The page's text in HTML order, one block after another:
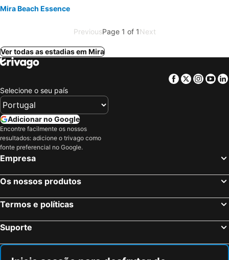
Mira Beach Essence
PreviousPage 1 of 1Next
Ver todas as estadias em Mira
Facebook
Twitter
Selecione o seu país
Adicionar no Google
Encontre facilmente os nossos
resultados: adicione o trivago como
fonte preferencial no Google.
Empresa
Os nossos produtos
Termos e políticas
Suporte